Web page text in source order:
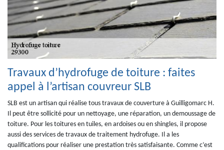
Travaux d’hydrofuge de toiture : faites
appel à l’artisan couvreur SLB
SLB est un artisan qui réalise tous travaux de couverture à Guilligomarc H.
Il peut être sollicité pour un nettoyage, une réparation, un demoussage de
toiture. Pour les toitures en tuiles, en ardoises ou en shingles, il propose
aussi des services de travaux de traitement hydrofuge. Il a les
qualifications pour réaliser une prestation très satisfaisante. Comme c’est